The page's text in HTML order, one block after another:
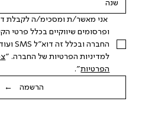
למדיניות הפרטיות של החברה. "
הפרטיות".
הרשמה ←